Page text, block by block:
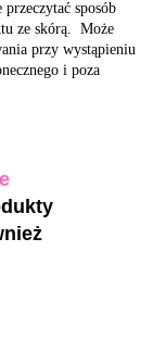
sposób
ze skórą. Może
przy wystąpieniu
i poza